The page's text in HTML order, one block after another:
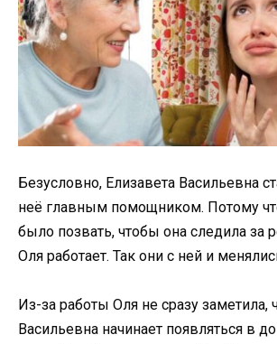
Безусловно, Елизавета Васильевна
неё главным помощником. Потому
было позвать, чтобы она следила за
Оля работает. Так они с ней и
Из-за работы Оля не сразу заметила,
Васильевна начинает появляться в